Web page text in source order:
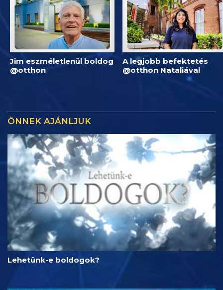
Jim eszméletlenül boldog
@otthon
A legjobb befektetés
@otthon Nataliával
ÖNNEK AJÁNLJUK
Lehetünk-e boldogok?